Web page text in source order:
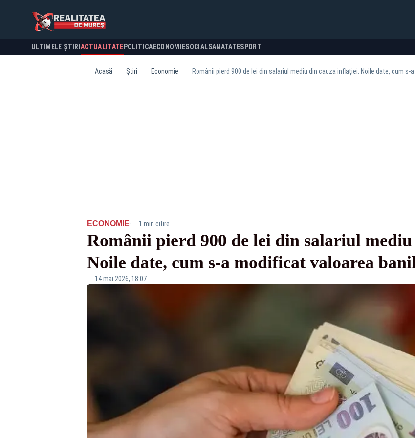
ULTIMELE ȘTIRI ACTUALITATE POLITICA ECONOMIESOCIALSANATATESPORT
Acasă Știri Economie Românii pierd 900 de lei din salariul mediu din cauza inflației. Noile date, cum
ECONOMIE· 1 min citire
Românii pierd 900 de lei din salariul
Noile date, cum s-a modificat valoarea
14 mai 2026, 18:07